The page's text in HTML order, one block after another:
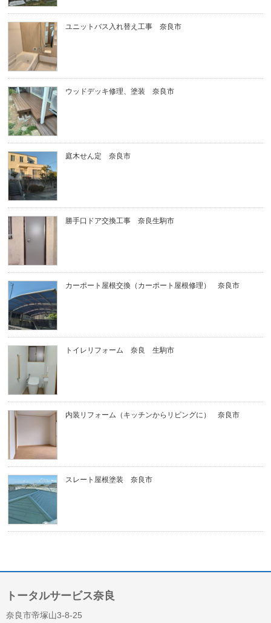
ユニットバス入れ替え工事 奈良市
ウッドデッキ修理、塗装 奈良市
庭木せん定 奈良市
勝手口ドア交換工事 奈良生駒市
カーポート屋根交換（カーポート屋根修理） 奈良市
トイレリフォーム 奈良 生駒市
内装リフォーム（キッチンからリビングに） 奈良市
スレート屋根塗装 奈良市
トータルサービス奈良
奈良市帝塚山3-8-25